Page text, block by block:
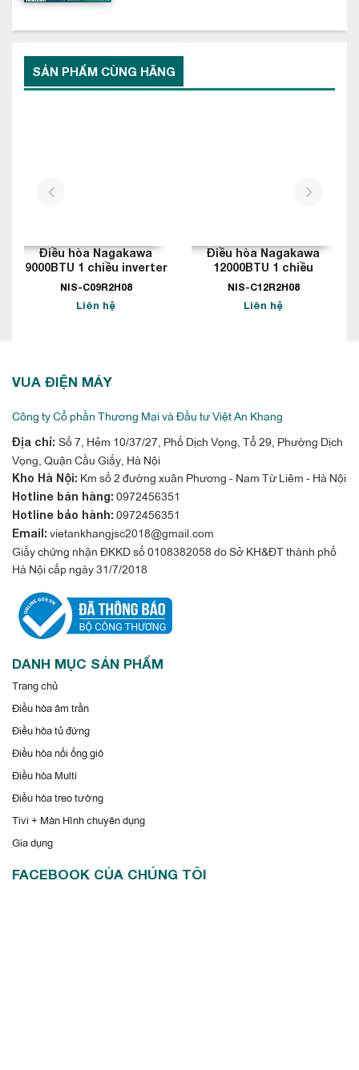
không khí mát lạnh ngay lập tức. Nắm bắt được tâm lý này,
máy lạnh Nagakawa đã không bỏ qua tính năng làm lạnh tức
Tuy điều hòa được lắp cố định ở một vị trí. Nhưng nhờ có chế
độ đảo gió 4 chiều hữu ích mà không khí mát được lan tỏa
cho người sử dụng. Bên cạnh đó, chức năng của cánh đảo gió
còn giúp tránh hiện tượng khí lạnh cục bộ ở một điểm gây hại
cho sức khỏe.
Cảm biến nhiệt độ và chế độ ngủ đêm
Chức năng không thể thiếu ở một chiếc điều hòa. Nhờ bộ đôi
tính năng này, điều hòa Nagakawa đem đến trải nghiệm tốt
nhất cho người sử dụng. Những lợi ích mà các tính năng này
đem lại khá dễ thấy. Như bảo vệ sức khỏe, đảm bảo không
chênh lệch nhiệt độ quá nhiều. Ngoài ra còn giúp tiết kiệm điện
cho gia chủ.
SẢN PHẨM CÙNG HÃNG
Điều hòa Nagakawa
9000BTU 1 chiều inverter
NIS-C09R2H08
Liên hệ
Điều hòa Nagakawa
12000BTU 1 chiều
inverter
NIS-C12R2H08
Liên hệ
VUA ĐIỆN MÁY
Công ty Cổ phần Thương Mại và Đầu tư Việt An Khang
Địa chỉ: Số 7, Hẻm 10/37/27, Phố Dịch Vọng, Tổ 29, Phường Dịch
Vọng, Quận Cầu Giấy, Hà Nội
Kho Hà Nội: Km số 2 đường xuân Phương - Nam Từ Liêm - Hà Nội
Hotline bán hàng: 0972456351
Hotline bảo hành: 0972456351
Email: vietankhangjsc2018@gmail.com
Giấy chứng nhận ĐKKD số 0108382058 do Sở KH&ĐT thành phố
Hà Nội cấp ngày 31/7/2018
DANH MỤC SẢN PHẨM
Trang chủ
Điều hòa âm trần
Điều hòa tủ đứng
Điều hòa nối ống gió
Điều hòa Multi
Điều hòa treo tường
Tivi + Màn Hình chuyên dụng
Gia dụng
FACEBOOK CỦA CHÚNG TÔI